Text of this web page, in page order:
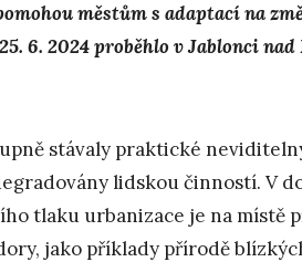
městům s adaptací na
6. 2024 proběhlo v Jablonci
stávaly praktické
lidskou činností. V
tlaku urbanizace je na místě
jako příklady přírodě